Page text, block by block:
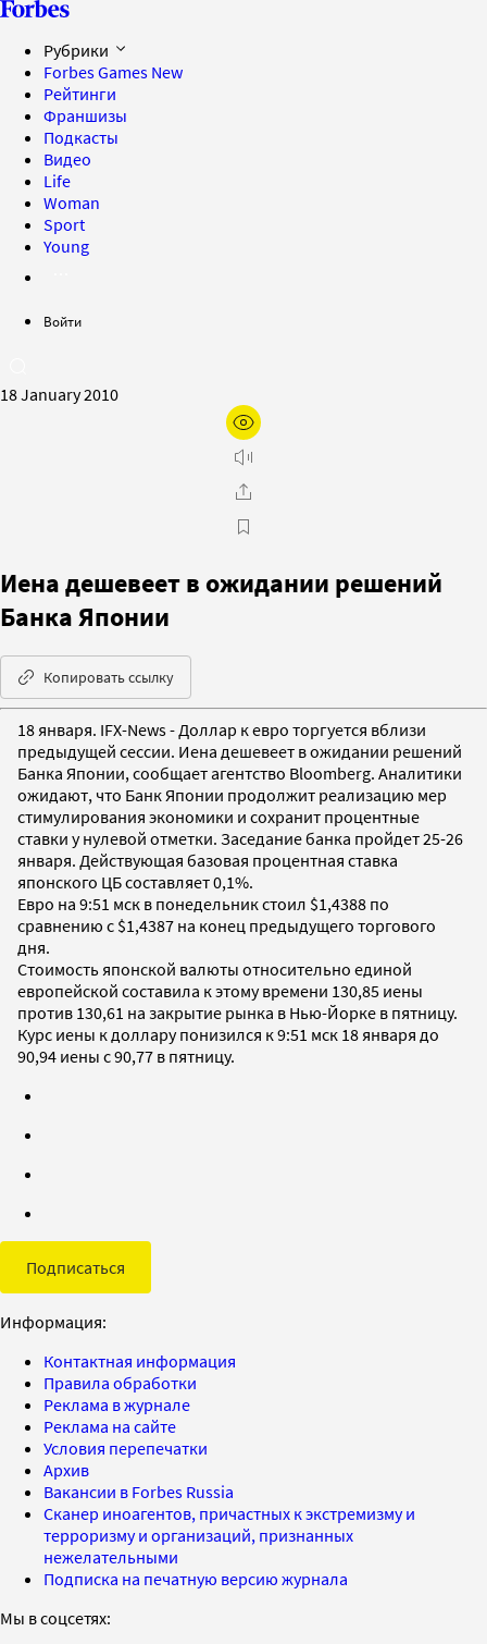
Рубрики
Forbes Games New
Рейтинги
Франшизы
Подкасты
Видео
Life
Woman
Sport
Young
Войти
18 January 2010
Иена дешевеет в ожидании решений
Банка Японии
Копировать ссылку
18 января. IFX-News - Доллар к евро торгуется вблизи
предыдущей сессии. Иена дешевеет в ожидании решений
Банка Японии, сообщает агентство Bloomberg. Аналитики
ожидают, что Банк Японии продолжит реализацию мер
стимулирования экономики и сохранит процентные
ставки у нулевой отметки. Заседание банка пройдет 25-26
января. Действующая базовая процентная ставка
японского ЦБ составляет 0,1%.
Евро на 9:51 мск в понедельник стоил $1,4388 по
сравнению с $1,4387 на конец предыдущего торгового
дня.
Стоимость японской валюты относительно единой
европейской составила к этому времени 130,85 иены
против 130,61 на закрытие рынка в Нью-Йорке в пятницу.
Курс иены к доллару понизился к 9:51 мск 18 января до
90,94 иены с 90,77 в пятницу.
Подписаться
Информация:
Контактная информация
Правила обработки
Реклама в журнале
Реклама на сайте
Условия перепечатки
Архив
Вакансии в Forbes Russia
Сканер иноагентов, причастных к экстремизму и
терроризму и организаций, признанных
нежелательными
Подписка на печатную версию журнала
Мы в соцсетях: